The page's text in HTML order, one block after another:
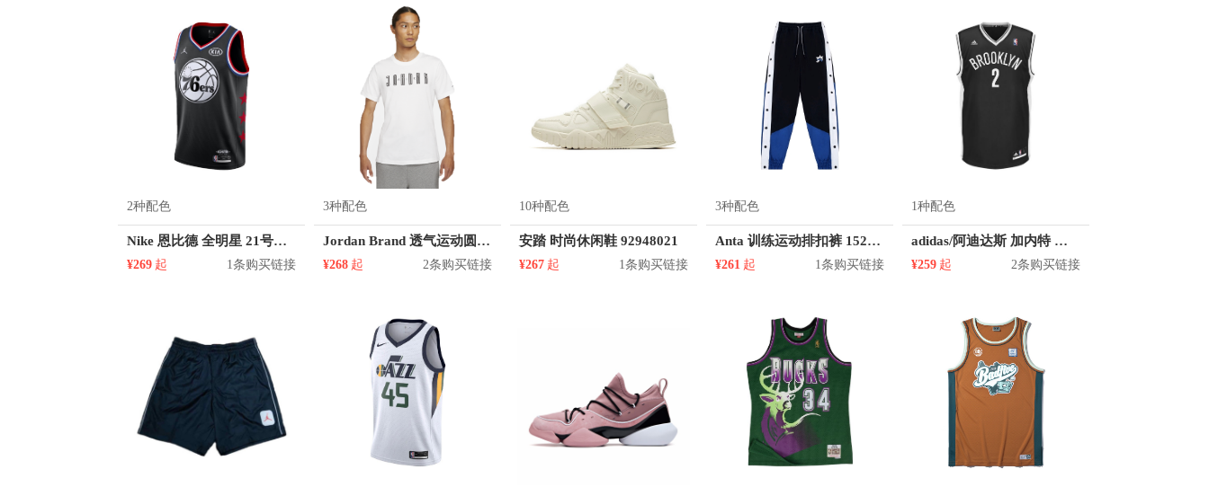
2种配色
Nike 恩比德 全明星 21号球衣
¥269 起 1条购买链接
3种配色
Jordan Brand 透气运动圆领短袖T恤 男女同款 DA9909
¥268 起 2条购买链接
10种配色
安踏 时尚休闲鞋 92948021
¥267 起 1条购买链接
3种配色
Anta 训练运动排扣裤 152131507
¥261 起 1条购买链接
1种配色
adidas/阿迪达斯 加内特 篮网队 2号球衣
¥259 起 2条购买链接